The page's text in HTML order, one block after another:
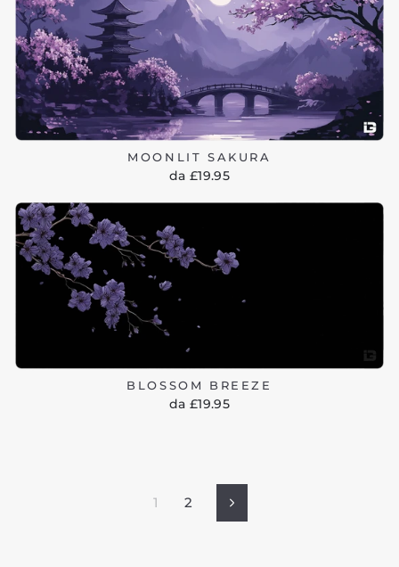
MOONLIT SAKURA
da £19.95
BLOSSOM BREEZE
da £19.95
1 2 Successivo